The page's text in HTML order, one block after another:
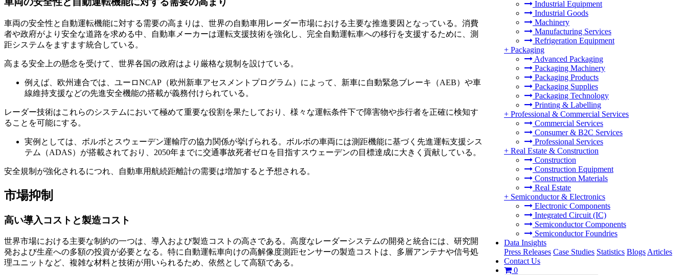
Industrial Equipment
Industrial Goods
Machinery
Manufacturing Services
Refrigeration Equipment
+ Packaging
Advanced Packaging
Packaging Machinery
Packaging Products
Packaging Supplies
Packaging Technology
Printing & Labelling
+ Professional & Commercial Services
Commercial Services
Consumer & B2C Services
Professional Services
+ Real Estate & Construction
Construction
Construction Equipment
Construction Materials
Real Estate
+ Semiconductor & Electronics
Electronic Components
Integrated Circuit (IC)
Semiconductor Components
Semiconductor Foundries
Data Insights
Press Releases Case Studies Statistics Blogs Articles
Contact Us
0
車両の安全性と自動運転機能に対する需要の高まりは、世界の自動車用レーダー市場における主要な推進要因となっている。消費
者や政府がより安全な道路を求める中、自動車メーカーは運転支援技術を強化し、完全自動運転車への移行を支援するために、測
距システムをますます統合している。
高まる安全上の懸念を受けて、世界各国の政府はより厳格な規制を設けている。
例えば、欧州連合では、ユーロNCAP（欧州新車アセスメントプログラム）によって、新車に自動緊急ブレーキ（AEB）や車
線維持支援などの先進安全機能の搭載が義務付けられている。
レーダー技術はこれらのシステムにおいて極めて重要な役割を果たしており、様々な運転条件下で障害物や歩行者を正確に検知す
ることを可能にする。
実例としては、ボルボとスウェーデン運輸庁の協力関係が挙げられる。ボルボの車両には測距機能に基づく先進運転支援シス
テム（ADAS）が搭載されており、2050年までに交通事故死者ゼロを目指すスウェーデンの目標達成に大きく貢献している。
安全規制が強化されるにつれ、自動車用航続距離計の需要は増加すると予想される。
市場抑制
高い導入コストと製造コスト
世界市場における主要な制約の一つは、導入および製造コストの高さである。高度なレーダーシステムの開発と統合には、研究開
発および生産への多額の投資が必要となる。特に自動運転車向けの高解像度測距センサーの製造コストは、多層アンテナや信号処
理ユニットなど、複雑な材料と技術が用いられるため、依然として高額である。